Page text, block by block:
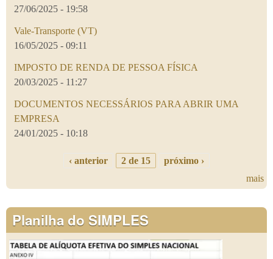
27/06/2025 - 19:58
Vale-Transporte (VT)
16/05/2025 - 09:11
IMPOSTO DE RENDA DE PESSOA FÍSICA
20/03/2025 - 11:27
DOCUMENTOS NECESSÁRIOS PARA ABRIR UMA
EMPRESA
24/01/2025 - 10:18
‹ anterior 2 de 15
próximo ›
mais
Planilha do SIMPLES